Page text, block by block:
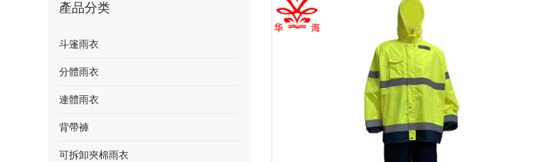
產品分类
斗篷雨衣
分體雨衣
連體雨衣
背帶褲
可拆卸夾棉雨衣